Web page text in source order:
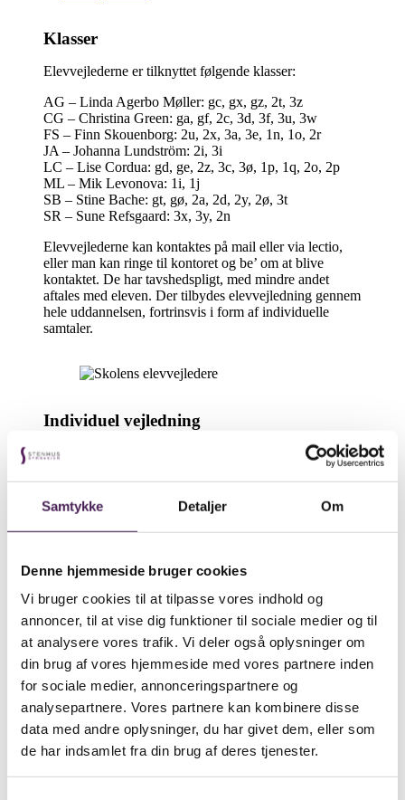
Samtykke Detaljer Om
Denne hjemmeside bruger cookies
Vi bruger cookies til at tilpasse vores indhold og
annoncer, til at vise dig funktioner til sociale medier og til
at analysere vores trafik. Vi deler også oplysninger om
din brug af vores hjemmeside med vores partnere inden
for sociale medier, annonceringspartnere og
analysepartnere. Vores partnere kan kombinere disse
data med andre oplysninger, du har givet dem, eller som
de har indsamlet fra din brug af deres tjenester.
Klasser
Elevvejlederne er tilknyttet følgende klasser:
AG – Linda Agerbo Møller: gc, gx, gz, 2t, 3z
CG – Christina Green: ga, gf, 2c, 3d, 3f, 3u, 3w
FS – Finn Skouenborg: 2u, 2x, 3a, 3e, 1n, 1o, 2r
JA – Johanna Lundström: 2i, 3i
LC – Lise Cordua: gd, ge, 2z, 3c, 3ø, 1p, 1q, 2o, 2p
ML – Mik Levonova: 1i, 1j
SB – Stine Bache: gt, gø, 2a, 2d, 2y, 2ø, 3t
SR – Sune Refsgaard: 3x, 3y, 2n
Elevvejlederne kan kontaktes på mail eller via lectio,
eller man kan ringe til kontoret og be’ om at blive
kontaktet. De har tavshedspligt, med mindre andet
aftales med eleven. Der tilbydes elevvejledning gennem
hele uddannelsen, fortrinsvis i form af individuelle
samtaler.
Individuel vejledning
Individuel vejledning kan handle om alle relevante
Planlægning og studieteknik
Personlige og studiemæssige problemer
Sygdom og fravær
Eksamen
Studieretnings- eller fagpakkevalget samt
valgfag
Henvisning til at benytte lektiecafé som finder
sted på skolen om eftermiddagen samt mandag
aften.
Præstationsangstkursus